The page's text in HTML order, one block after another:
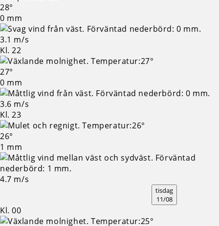
28°
0 mm
3.1 m/s
Kl. 22
27°
0 mm
3.6 m/s
Kl. 23
26°
1 mm
4.7 m/s
tisdag
11/08
Kl. 00